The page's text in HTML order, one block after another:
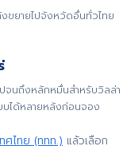
ขยายไปจังหวัดอื่นทั่วไทย
จนถึงหลักหมื่นสำหรับวิลล่า
ได้หลายหลังก่อนจอง
ศไทย (ททท.) แล้วเลือก